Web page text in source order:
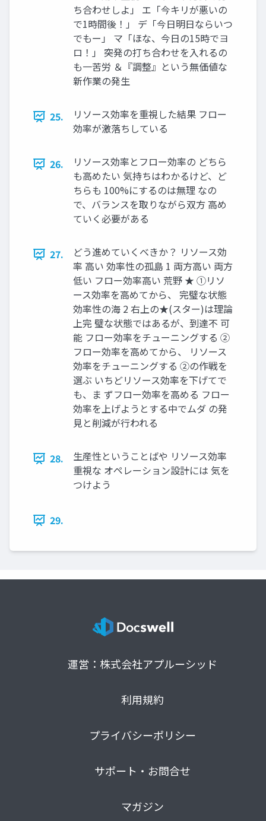
ち合わせしよ」 エ「今キリが悪いの
で1時間後！」 デ「今日明日ならいつ
でもー」 マ「ほな、今日の15時でヨ
ロ！」 突発の打ち合わせを入れるの
も一苦労 ＆『調整』という無価値な
新作業の発生
25.
リソース効率を重視した結果 フロー
効率が激落ちしている
26.
リソース効率とフロー効率の どちら
も高めたい 気持ちはわかるけど、ど
ちらも 100%にするのは無理 なの
で、バランスを取りながら双方 高め
ていく必要がある
27.
どう進めていくべきか？ リソース効
率 高い 効率性の孤島 1 両方高い 両方
低い フロー効率高い 荒野 ★ ①リソ
ース効率を高めてから、 完璧な状態
効率性の海 2 右上の★(スター)は理論
上完 璧な状態ではあるが、到達不 可
能 フロー効率をチューニングする ②
フロー効率を高めてから、 リソース
効率をチューニングする ②の作戦を
選ぶ いちどリソース効率を下げてで
も、ま ずフロー効率を高める フロー
効率を上げようとする中でムダ の発
見と削減が行われる
28.
生産性ということばや リソース効率
重視な オペレーション設計には 気を
つけよう
29.
運営：株式会社アプルーシッド
利用規約
プライバシーポリシー
サポート・お問合せ
マガジン